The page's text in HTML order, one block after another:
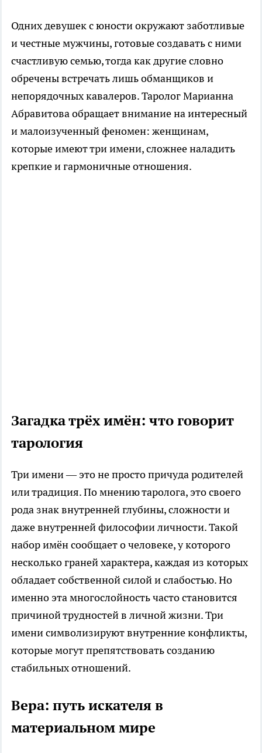
Одних девушек с юности окружают заботливые
и честные мужчины, готовые создавать с ними
счастливую семью, тогда как другие словно
обречены встречать лишь обманщиков и
непорядочных кавалеров. Таролог Марианна
Абравитова обращает внимание на интересный
и малоизученный феномен: женщинам,
которые имеют три имени, сложнее наладить
крепкие и гармоничные отношения.
Загадка трёх имён: что говорит
тарология
Три имени — это не просто причуда родителей
или традиция. По мнению таролога, это своего
рода знак внутренней глубины, сложности и
даже внутренней философии личности. Такой
набор имён сообщает о человеке, у которого
несколько граней характера, каждая из которых
обладает собственной силой и слабостью. Но
именно эта многослойность часто становится
причиной трудностей в личной жизни. Три
имени символизируют внутренние конфликты,
которые могут препятствовать созданию
стабильных отношений.
Вера: путь искателя в
материальном мире